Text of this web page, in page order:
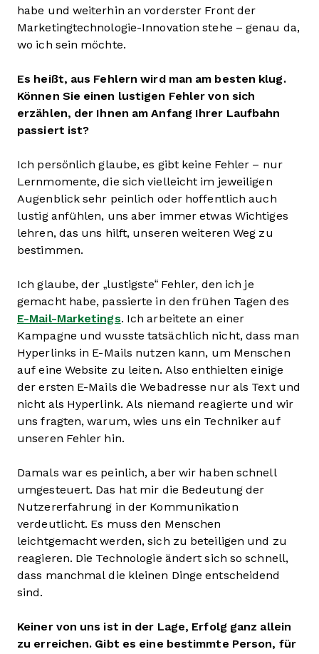
habe und weiterhin an vorderster Front der
Marketingtechnologie-Innovation stehe – genau da,
wo ich sein möchte.
Es heißt, aus Fehlern wird man am besten klug.
Können Sie einen lustigen Fehler von sich
erzählen, der Ihnen am Anfang Ihrer Laufbahn
passiert ist?
Ich persönlich glaube, es gibt keine Fehler – nur
Lernmomente, die sich vielleicht im jeweiligen
Augenblick sehr peinlich oder hoffentlich auch
lustig anfühlen, uns aber immer etwas Wichtiges
lehren, das uns hilft, unseren weiteren Weg zu
bestimmen.
Ich glaube, der „lustigste“ Fehler, den ich je
gemacht habe, passierte in den frühen Tagen des
E-Mail-Marketings. Ich arbeitete an einer
Kampagne und wusste tatsächlich nicht, dass man
Hyperlinks in E-Mails nutzen kann, um Menschen
auf eine Website zu leiten. Also enthielten einige
der ersten E-Mails die Webadresse nur als Text und
nicht als Hyperlink. Als niemand reagierte und wir
uns fragten, warum, wies uns ein Techniker auf
unseren Fehler hin.
Damals war es peinlich, aber wir haben schnell
umgesteuert. Das hat mir die Bedeutung der
Nutzererfahrung in der Kommunikation
verdeutlicht. Es muss den Menschen
leichtgemacht werden, sich zu beteiligen und zu
reagieren. Die Technologie ändert sich so schnell,
dass manchmal die kleinen Dinge entscheidend
sind.
Keiner von uns ist in der Lage, Erfolg ganz allein
zu erreichen. Gibt es eine bestimmte Person, für